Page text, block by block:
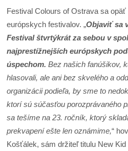
Festival Colours of Ostrava sa
európskych festivalov. „Objaviť sa
Festival štvrtýkrát za sebou v
najprestížnejších európskych
úspechom. Bez našich fanúšikov,
hlasovali, ale ani bez skvelého a
organizácii podieľa, by sme to
ktorí sú súčasťou porozprávaného
sa tešíme na 23. ročník, ktorý
prekvapení ešte len oznámime,“
Košťálek, sám držiteľ titulu New